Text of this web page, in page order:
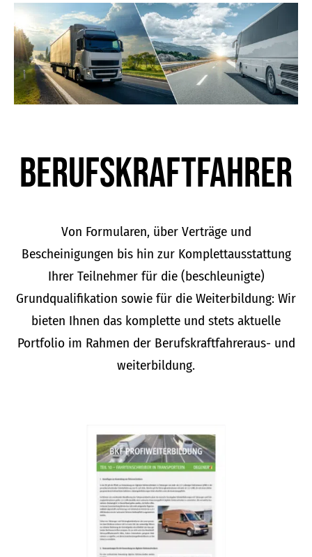
Berufskraft­fahrer
Von Formularen, über Verträge und
Bescheinigungen bis hin zur Komplettausstattung
Ihrer Teilnehmer für die (beschleunigte)
Grundqualifikation sowie für die Weiterbildung: Wir
bieten Ihnen das komplette und stets aktuelle
Portfolio im Rahmen der Berufskraftfahreraus- und
weiterbildung.